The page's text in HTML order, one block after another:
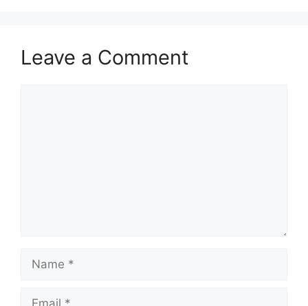
Leave a Comment
Name
Email